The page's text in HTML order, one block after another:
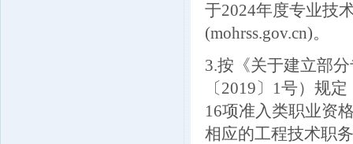
于2024年度专业技
(mohrss.gov.cn)。
3.按《关于建立部
〔2019〕1号）规
16项准入类职业资
相应的工程技术职